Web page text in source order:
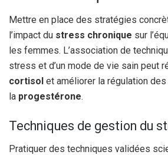
Mettre en place des stratégies
l’impact du stress chronique sur
les femmes. L’association de
stress et d’un mode de vie sain peut
cortisol et améliorer la régulation des
la progestérone.
Techniques de gestion du
Pratiquer des techniques validées